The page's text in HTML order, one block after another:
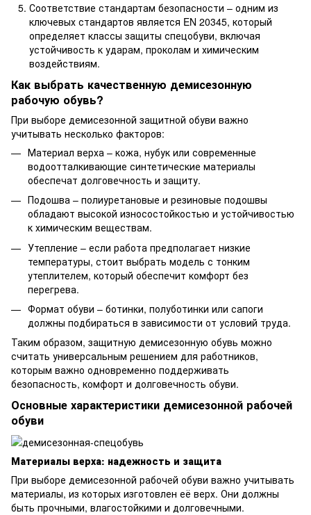
Соответствие стандартам безопасности – одним из
ключевых стандартов является EN 20345, который
определяет классы защиты спецобуви, включая
устойчивость к ударам, проколам и химическим
воздействиям.
Как выбрать качественную демисезонную
рабочую обувь?
При выборе демисезонной защитной обуви важно
учитывать несколько факторов:
Материал верха – кожа, нубук или современные
водоотталкивающие синтетические материалы
обеспечат долговечность и защиту.
Подошва – полиуретановые и резиновые подошвы
обладают высокой износостойкостью и устойчивостью
к химическим веществам.
Утепление – если работа предполагает низкие
температуры, стоит выбрать модель с тонким
утеплителем, который обеспечит комфорт без
перегрева.
Формат обуви – ботинки, полуботинки или сапоги
должны подбираться в зависимости от условий труда.
Таким образом, защитную демисезонную обувь можно
считать универсальным решением для работников,
которым важно одновременно поддерживать
безопасность, комфорт и долговечность обуви.
Основные характеристики демисезонной рабочей
обуви
Материалы верха: надежность и защита
При выборе демисезонной рабочей обуви важно учитывать
материалы, из которых изготовлен её верх. Они должны
быть прочными, влагостойкими и долговечными.